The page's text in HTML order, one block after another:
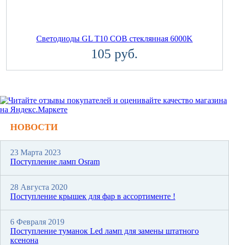
Светодиоды GL T10 COB стеклянная 6000K
105 руб.
НОВОСТИ
23 Марта 2023
Поступление ламп Osram
28 Августа 2020
Поступление крышек для фар в ассортименте !
6 Февраля 2019
Поступление туманок Led ламп для замены штатного
ксенона